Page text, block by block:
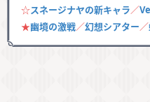
☆スネージナヤの新キャラ／
★幽境の激戦／幻想シアター／